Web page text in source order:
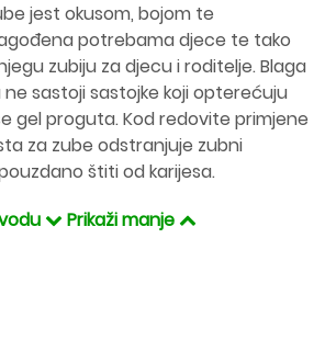
jest okusom, bojom te
potrebama djece te tako
zubiju za djecu i roditelje. Blaga
ne sastoji sastojke koji opterećuju
gel proguta. Kod redovite primjene
za zube odstranjuje zubni
štiti od karijesa.
Prikaži manje